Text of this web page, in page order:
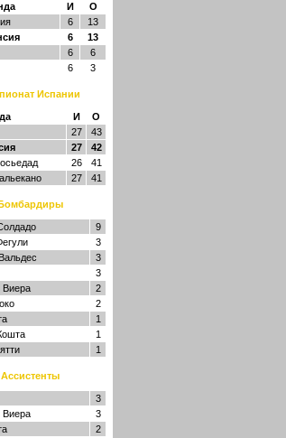
И
О
6
13
6
13
6
6
6 3
Испании
И
О
27
43
27
42
26
41
27 41
9
3
3
3
Виера
2
2
1
1
1
Ассистенты
3
Виера
3
2